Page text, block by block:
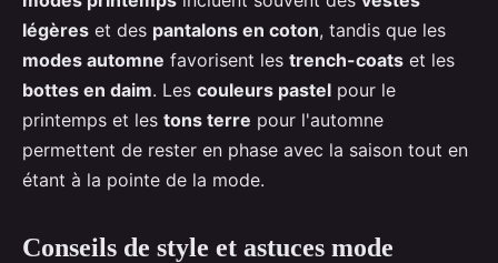
légères et des pantalons en coton, tandis que les
modes automne favorisent les trench-coats et les
bottes en daim. Les couleurs pastel pour le
printemps et les tons terre pour l'automne
permettent de rester en phase avec la saison tout en
étant à la pointe de la mode.
Conseils de style et astuces mode